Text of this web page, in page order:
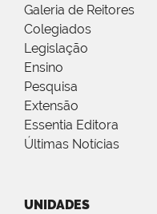
Galeria de Reitores
Colegiados
Legislação
Ensino
Pesquisa
Extensão
Essentia Editora
Últimas Notícias
UNIDADES